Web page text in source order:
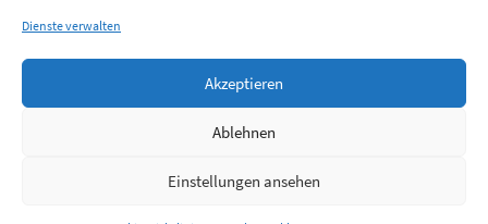
Dienste verwalten
Akzeptieren
Ablehnen
Einstellungen ansehen
Anmelden